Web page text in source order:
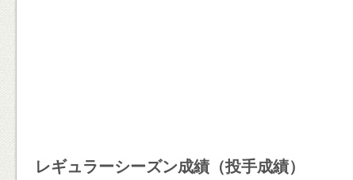
レギュラーシーズン成績（投手成績）